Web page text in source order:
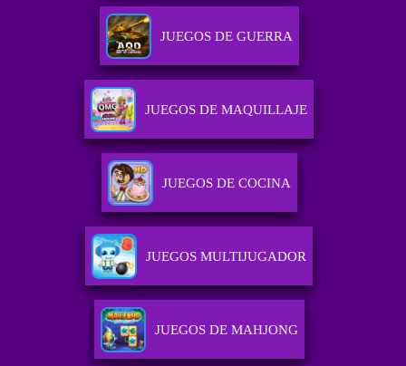
JUEGOS DE GUERRA
JUEGOS DE MAQUILLAJE
JUEGOS DE COCINA
JUEGOS MULTIJUGADOR
JUEGOS DE MAHJONG